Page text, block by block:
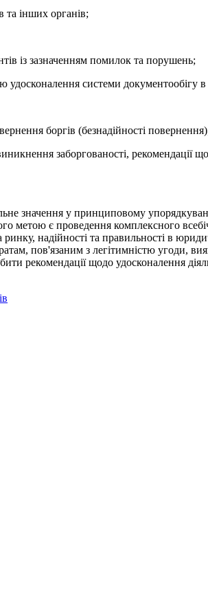
та інших органів;
із зазначенням помилок та порушень;
системи документообігу в
боргів (безнадійності
заборгованості, рекомендації
значення у принциповому
метою є проведення комплексного
ринку, надійності та правильності в
пов'язаним з легітимністю угоди,
рекомендації щодо удосконалення